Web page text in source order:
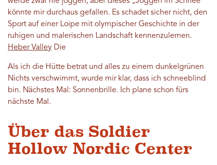
könnte mir durchaus gefallen. Es schadet sicher nicht, den
Sport auf einer Loipe mit olympischer Geschichte in der
ruhigen und malerischen Landschaft kennenzulernen.
Heber Valley Die
Als ich die Hütte betrat und alles zu einem dunkelgrünen
Nichts verschwimmt, wurde mir klar, dass ich schneeblind
bin. Nächstes Mal: ​​Sonnenbrille. Ich plane schon fürs
nächste Mal.
Über das Soldier
Hollow Nordic Center